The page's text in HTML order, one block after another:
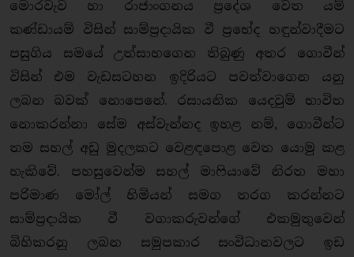
මොරවැව හා රාජාංගනය ප්‍රදේශ වෙත යම්
කණ්ඩායම් විසින් සාම්ප්‍රදායික වී ප්‍රභේද හඳුන්වාදීමට
පසුගිය සමයේ උත්සාහගෙන තිබුණු අතර ගොවීන්
විසින් එම වැඩසටහන ඉදිරියට පවත්වාගෙන යනු
ලබන බවක් නොපෙනේ. රසායනික යෙදවුම් භාවිත
නොකරන්නා සේම අස්වැන්නද ඉහළ නම්, ගොවීන්ට
තම සහල් අඩු මුදලකට වෙළඳපොළ වෙත යොමු කළ
හැකිවේ. පහසුවෙන්ම සහල් මාෆියාවේ නිරත මහා
පරිමාණ මෝල් හිමියන් සමග තරග කරන්නට
සාම්ප්‍රදායික වී වගාකරුවන්ගේ එකමුතුවෙන්
බිහිකරනු ලබන සමුපකාර සංවිධානවලට ඉඩ